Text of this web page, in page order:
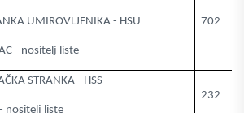
702
UMIROVLJENIKA - HSU
- nositelj liste
STRANKA - HSS
232
- nositelj liste